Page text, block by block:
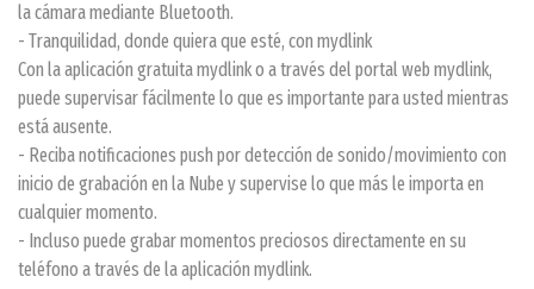
la cámara mediante Bluetooth.
- Tranquilidad, donde quiera que esté, con mydlink
Con la aplicación gratuita mydlink o a través del portal web mydlink,
puede supervisar fácilmente lo que es importante para usted mientras
está ausente.
- Reciba notificaciones push por detección de sonido/movimiento con
inicio de grabación en la Nube y supervise lo que más le importa en
cualquier momento.
- Incluso puede grabar momentos preciosos directamente en su
teléfono a través de la aplicación mydlink.